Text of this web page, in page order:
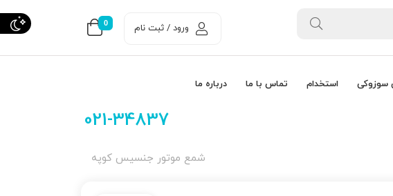
0 ورود / ثبت نام
سوزوکی استخدام تماس با ما درباره ما
021-34837
شمع موتور جنسیس کوپه